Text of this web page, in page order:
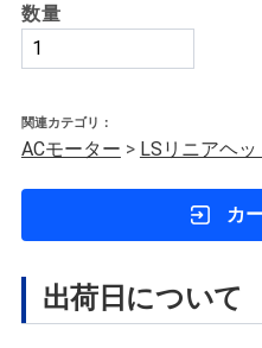
数量
関連カテゴリ：
ACモーター > LSリニアヘッ
カ
出荷日について